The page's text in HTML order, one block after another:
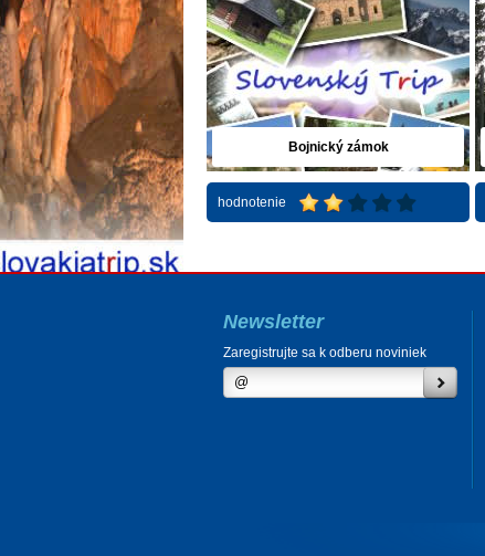
Bojnický zámok
hodnotenie
Newsletter
Zaregistrujte sa k odberu noviniek